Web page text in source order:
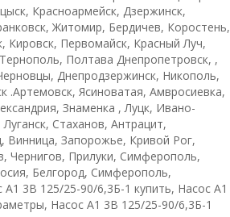
Красноармейск, Дзержинск,
Житомир, Бердичев, Коростень,
Кировск, Первомайск, Красный Луч,
Полтава Днепропетровск, ,
Днепродзержинск, Никополь,
.Артемовск, Ясиноватая, Амвросиевка,
Знаменка , Луцк, Ивано-
Стаханов, Антрацит,
Винница, Запорожье, Кривой Рог,
Чернигов, Прилуки, Симферополь,
Белгород, Симферополь,
А1 3В 125/25-90/6,3Б-1 купить, Насос А1
Насос А1 3В 125/25-90/6,3Б-1